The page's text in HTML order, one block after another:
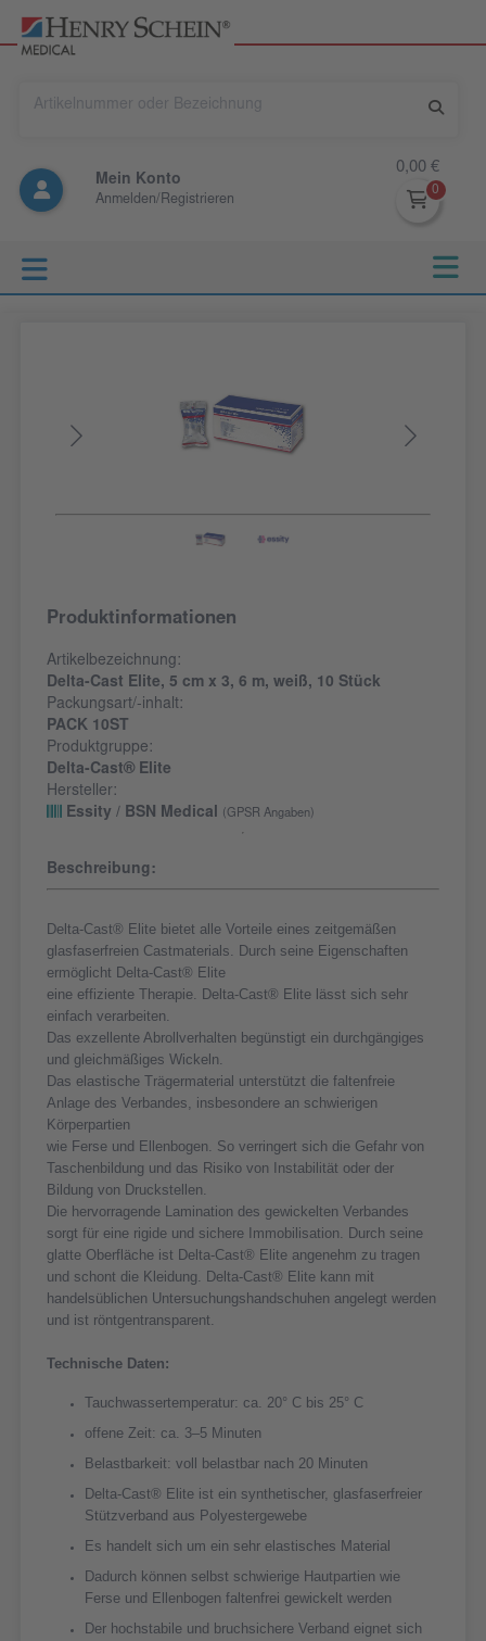
Mein Konto
Anmelden/Registrieren
0,00 €
Produktinformationen
Artikelbezeichnung:
Delta-Cast Elite, 5 cm x 3, 6 m, weiß, 10 Stück
Packungsart/-inhalt:
PACK 10ST
Produktgruppe:
Delta-Cast® Elite
Hersteller:
Essity / BSN Medical
(GPSR Angaben)
Beschreibung:
Delta-Cast® Elite bietet alle Vorteile eines zeitgemäßen
glasfaserfreien Castmaterials. Durch seine Eigenschaften
ermöglicht Delta-Cast® Elite
eine effiziente Therapie. Delta-Cast® Elite lässt sich sehr
einfach verarbeiten.
Das exzellente Abrollverhalten begünstigt ein durchgängiges
und gleichmäßiges Wickeln.
Das elastische Trägermaterial unterstützt die faltenfreie
Anlage des Verbandes, insbesondere an schwierigen
Körperpartien
wie Ferse und Ellenbogen. So verringert sich die Gefahr von
Taschenbildung und das Risiko von Instabilität oder der
Bildung von Druckstellen.
Die hervorragende Lamination des gewickelten Verbandes
sorgt für eine rigide und sichere Immobilisation. Durch seine
glatte Oberfläche ist Delta-Cast® Elite angenehm zu tragen
und schont die Kleidung. Delta-Cast® Elite kann mit
handelsüblichen Untersuchungshandschuhen angelegt werden
und ist röntgentransparent.
Technische Daten:
Tauchwassertemperatur: ca. 20° C bis 25° C
offene Zeit: ca. 3‒5 Minuten
Belastbarkeit: voll belastbar nach 20 Minuten
Delta-Cast® Elite ist ein synthetischer, glasfaserfreier
Stützverband aus Polyestergewebe
Es handelt sich um ein sehr elastisches Material
Dadurch können selbst schwierige Hautpartien wie
Ferse und Ellenbogen faltenfrei gewickelt werden
Der hochstabile und bruchsichere Verband eignet sich